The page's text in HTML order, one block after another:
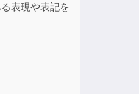
表現や表記を